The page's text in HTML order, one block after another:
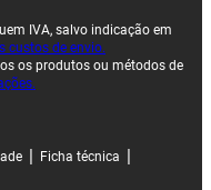
IVA, salvo indicação em
custos de envio.
os produtos ou métodos de
| Ficha técnica |